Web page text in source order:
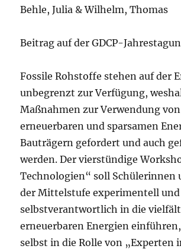
Behle, Julia & Wilhelm, Thomas
Beitrag auf der GDCP-
Fossile Rohstoffe stehen auf der
unbegrenzt zur Verfügung,
Maßnahmen zur Verwendung von
erneuerbaren und sparsamen
Bauträgern gefordert und auch
werden. Der vierstündige
Technologien“ soll Schülerinnen
der Mittelstufe experimentell und
selbstverantwortlich in die
erneuerbaren Energien
selbst in die Rolle von „Experten